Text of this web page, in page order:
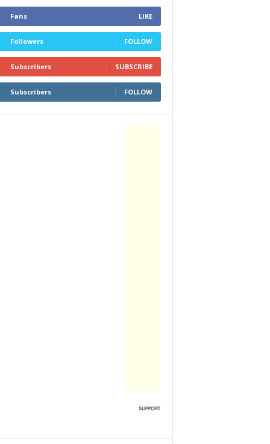
Fans LIKE
Followers FOLLOW
Subscribers SUBSCRIBE
Subscribers FOLLOW